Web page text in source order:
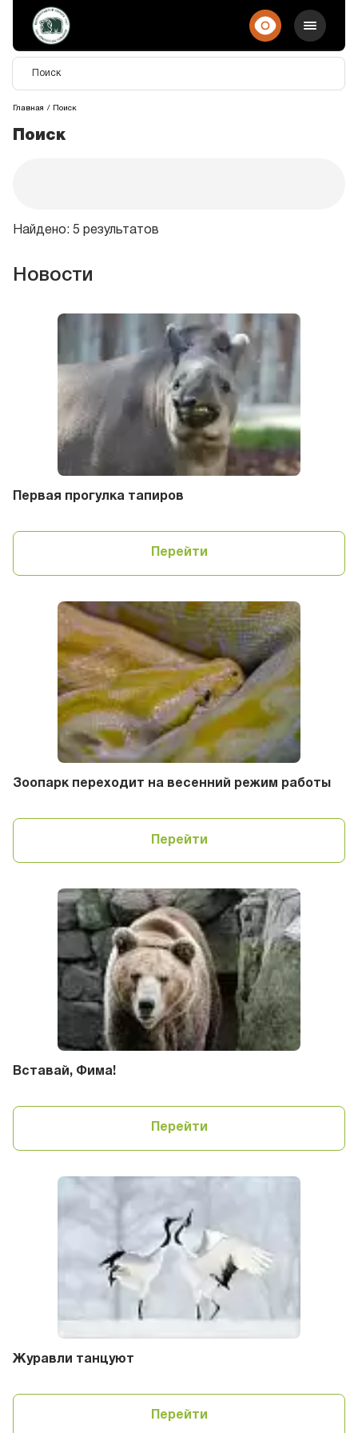
Главная Поиск
Поиск
Найдено: 5 результатов
Новости
Первая прогулка тапиров
Перейти
Зоопарк переходит на весенний режим работы
Перейти
Вставай, Фима!
Перейти
Журавли танцуют
Перейти